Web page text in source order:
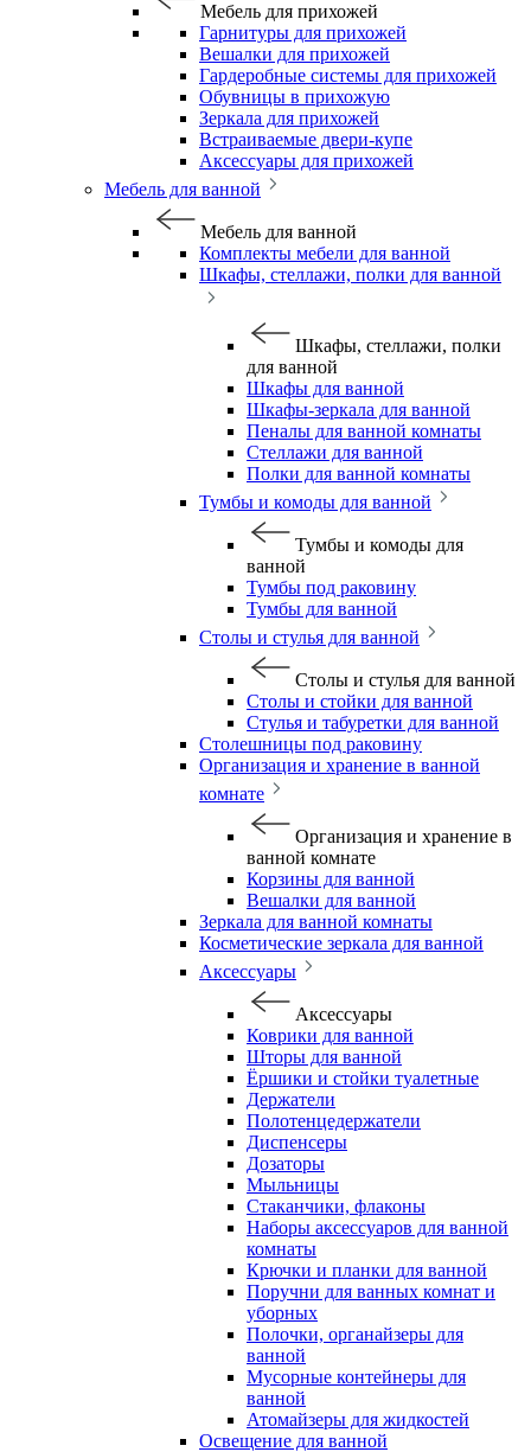
Мебель для прихожей
Гарнитуры для прихожей
Вешалки для прихожей
Гардеробные системы для прихожей
Обувницы в прихожую
Зеркала для прихожей
Встраиваемые двери-купе
Аксессуары для прихожей
Мебель для ванной
Мебель для ванной
Комплекты мебели для ванной
Шкафы, стеллажи, полки для ванной
Шкафы, стеллажи, полки
для ванной
Шкафы для ванной
Шкафы-зеркала для ванной
Пеналы для ванной комнаты
Стеллажи для ванной
Полки для ванной комнаты
Тумбы и комоды для ванной
Тумбы и комоды для
ванной
Тумбы под раковину
Тумбы для ванной
Столы и стулья для ванной
Столы и стулья для ванной
Столы и стойки для ванной
Стулья и табуретки для ванной
Столешницы под раковину
Организация и хранение в ванной
комнате
Организация и хранение в
ванной комнате
Корзины для ванной
Вешалки для ванной
Зеркала для ванной комнаты
Косметические зеркала для ванной
Аксессуары
Аксессуары
Коврики для ванной
Шторы для ванной
Ёршики и стойки туалетные
Держатели
Полотенцедержатели
Диспенсеры
Дозаторы
Мыльницы
Стаканчики, флаконы
Наборы аксессуаров для ванной
комнаты
Крючки и планки для ванной
Поручни для ванных комнат и
уборных
Полочки, органайзеры для
ванной
Мусорные контейнеры для
ванной
Атомайзеры для жидкостей
Освещение для ванной